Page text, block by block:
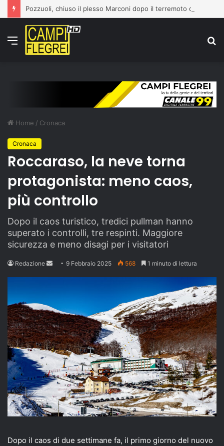
Menu
Home / Cronaca
Cronaca
Roccaraso, la neve torna
protagonista: meno caos,
più controllo
Dopo il caos turistico, tredici pullman hanno
superato i controlli, tre respinti. Maggiore
sicurezza e meno disagi per i visitatori
Redazione
Send9 Febbraio 2025 568 1 minuto di lettura
Dopo il caos di due settimane fa, il primo giorno del nuovo